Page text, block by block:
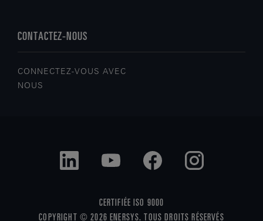
CONTACTEZ-NOUS
CONNECTEZ-VOUS AVEC
NOUS
CERTIFIÉE ISO 9000
COPYRIGHT © 2026 ENERSYS. TOUS DROITS RÉSERVÉS